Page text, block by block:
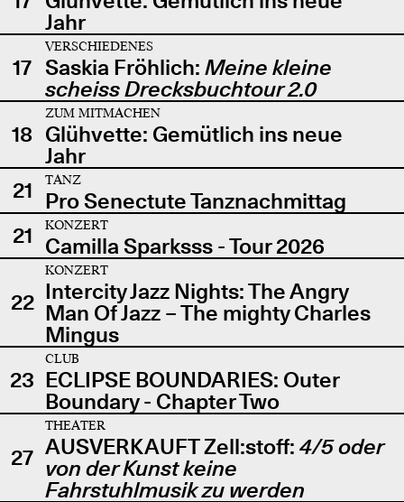
Jahr
17
VERSCHIEDENES
Saskia Fröhlich: Meine kleine
scheiss Drecksbuchtour 2.0
18
ZUM MITMACHEN
Glühvette: Gemütlich ins neue
Jahr
21
TANZ
Pro Senectute Tanznachmittag
21
KONZERT
Camilla Sparksss - Tour 2026
22
KONZERT
Intercity Jazz Nights: The Angry
Man Of Jazz – The mighty Charles
Mingus
23
CLUB
ECLIPSE BOUNDARIES: Outer
Boundary - Chapter Two
27
THEATER
AUSVERKAUFT Zell:stoff: 4/5 oder
von der Kunst keine
Fahrstuhlmusik zu werden